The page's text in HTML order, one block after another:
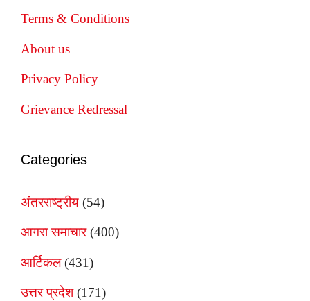
Terms & Conditions
About us
Privacy Policy
Grievance Redressal
Categories
अंतरराष्ट्रीय (54)
आगरा समाचार(400)
आर्टिकल(431)
उत्तर प्रदेश(171)